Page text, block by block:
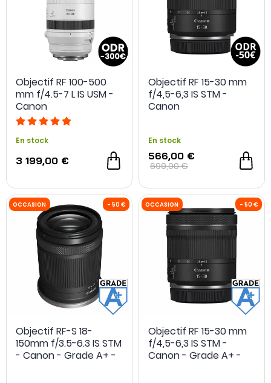
Objectif RF 100-500
mm f/4.5-7 L IS USM -
Canon
En stock
3 199,00 €
Objectif RF 15-30 mm
f/4,5-6,3 IS STM -
Canon
En stock
566,00 €
699,00 €
Objectif RF-S 18-
150mm f/3.5-6.3 IS STM
- Canon - Grade A+ -
Objectif RF 15-30 mm
f/4,5-6,3 IS STM -
Canon - Grade A+ -